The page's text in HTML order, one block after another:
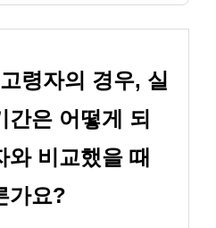
령자의 경우, 실
간은 어떻게 되
와 비교했을 때
가요?